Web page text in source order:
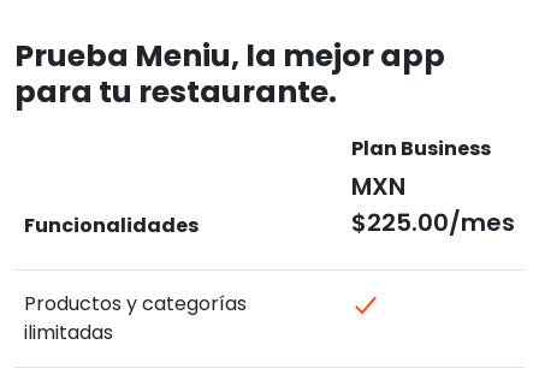
Prueba Meniu, la mejor app
para tu restaurante.
Funcionalidades
Plan Business
MXN
$225.00/mes
Productos y categorías
ilimitadas